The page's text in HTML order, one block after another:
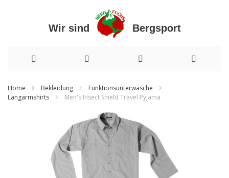
Wir sind Bergsport
zum
Home Bekleidung
Funktionsunterwäsche
Langarmshirts
Men's Insect Shield Travel Pyjama